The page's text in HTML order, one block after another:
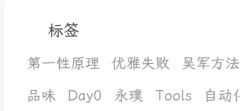
标签
第一性原理 优雅失败 吴军方
品味
Day0 永璞 Tools 自动